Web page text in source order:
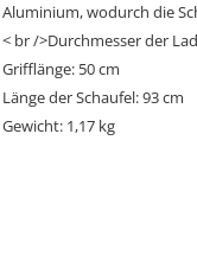
Aluminium, wodurch die
< br />Durchmesser der
Grifflänge: 50 cm
Länge der Schaufel: 93 cm
Gewicht: 1,17 kg